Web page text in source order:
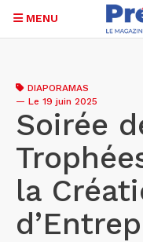
contenu
principal
MENU
DIAPORAMAS
— Le 19 juin 2025
Soirée
la